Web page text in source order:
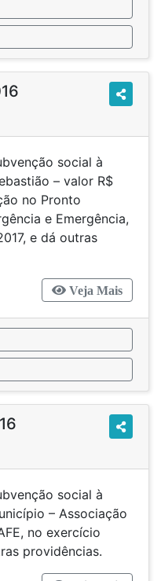
social à
– valor R$
no Pronto
e Emergência,
e dá outras
Veja Mais
social à
– Associação
no exercício
providências.